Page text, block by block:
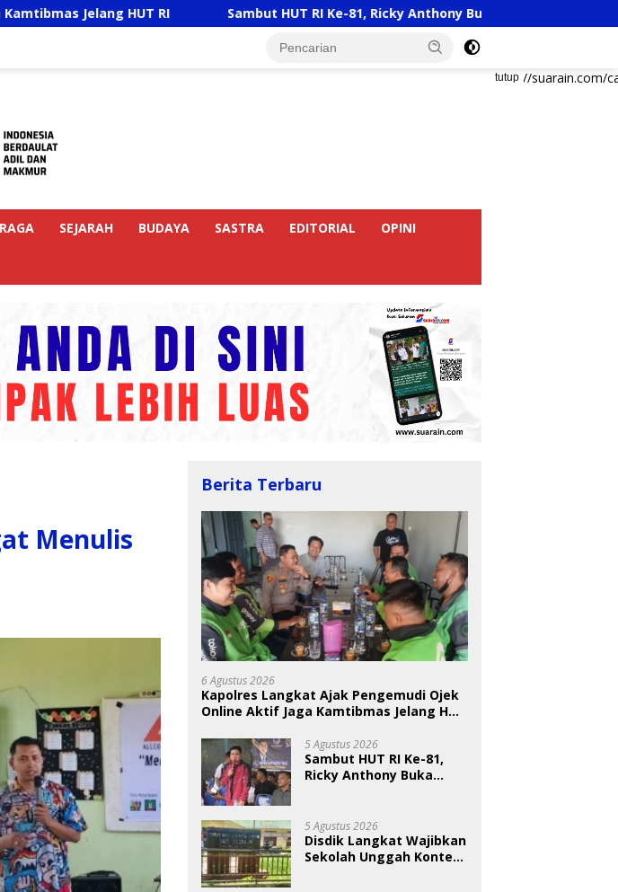
HUT RI Sambut HUT RI Ke-81, Ricky Anthony Buka Turnamen Sepak Takraw RA Cup I
tutup
https://suarain.com/
SEJARAH BUDAYA SASTRA EDITORIAL OPINI
Menulis
Berita Terbaru
6 Agustus 2026
Kapolres Langkat Ajak Pengemudi Ojek
Online Aktif Jaga Kamtibmas Jelang HUT
5 Agustus 2026
Sambut HUT RI Ke-81,
Ricky Anthony Buka
5 Agustus 2026
Disdik Langkat Wajibkan
Sekolah Unggah Konten